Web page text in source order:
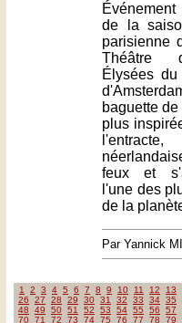
de la
parisienne
Théâtre
Élysées du
baguette
plus
feux et
l'une des
de la
Par Yannick
1 2 3 4 5 6 7 8 9 10 11 12
13
26
27 28 29 30 31 32 33 34 35
48
49 50 51 52 53 54 55 56
57
70 71 72 73 74 75 76 77 78
79